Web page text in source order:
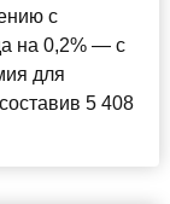
с
на 0,2% — с
для
5 408